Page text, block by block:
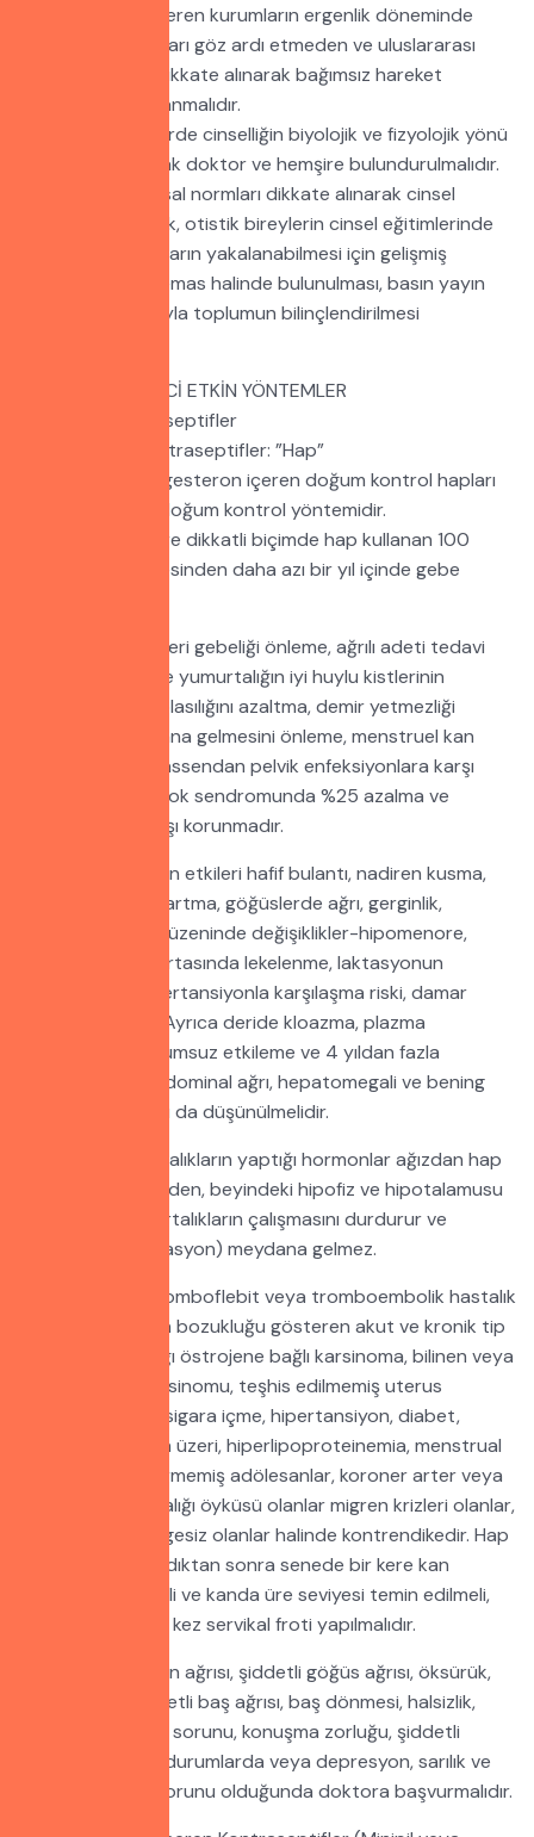
bireylere eğitim veren kurumların ergenlik döneminde
yaşadıkları sorunları göz ardı etmeden ve uluslararası
uygulamalar da dikkate alınarak bağımsız hareket
edebilmeleri sağlanmalıdır.
Bağımsız OÇEM’lerde cinselliğin biyolojik ve fizyolojik yönü
de dikkate alınarak doktor ve hemşire bulundurulmalıdır.
Ülkemizin toplumsal normları dikkate alınarak cinsel
eğitimle ilgili olarak, otistik bireylerin cinsel eğitimlerinde
uluslararası normların yakalanabilmesi için gelişmiş
ülkelerle sürekli temas halinde bulunulması, basın yayın
organları aracılığıyla toplumun bilinçlendirilmesi
GEBELİĞİ ÖNLEYİCİ ETKİN YÖNTEMLER
Hormonal Kontraseptifler
Kombine Oral kontraseptifler: ”Hap”
Östrogen ve progesteron içeren doğum kontrol hapları
en etkili ve emin doğum kontrol yöntemidir.
Araştırmalara göre dikkatli biçimde hap kullanan 100
kadından bir tanesinden daha azı bir yıl içinde gebe
Hapın olumlu etkileri gebeliği önleme, ağrılı adeti tedavi
etme, memenin ve yumurtalığın iyi huylu kistlerinin
meydana gelme olasılığını azaltma, demir yetmezliği
anemisinin meydana gelmesini önleme, menstruel kan
kaybını azaltma, assendan pelvik enfeksiyonlara karşı
korunma, toksik şok sendromunda %25 azalma ve
osteoporoza karşı korunmadır.
Hapın olumsuz yan etkileri hafif bulantı, nadiren kusma,
baş ağrısı, kiloda artma, göğüslerde ağrı, gerginlik,
dolgunluk, adet düzeninde değişiklikler-hipomenore,
amenore, siklus ortasında lekelenme, laktasyonun
baskılanması, hipertansiyonla karşılaşma riski, damar
tıkanıklığı olabilir. Ayrıca deride kloazma, plazma
insülindüzeyini olumsuz etkileme ve 4 yıldan fazla
kullanıldığında abdominal ağrı, hepatomegali ve bening
hepatik adenomu da düşünülmelidir.
Normalde yumurtalıkların yaptığı hormonlar ağızdan hap
şeklinde verildiğinden, beyindeki hipofiz ve hipotalamusu
etkileyerek yumurtalıkların çalışmasını durdurur ve
yumurtlama(ovulasyon) meydana gelmez.
Haplar gebelik, tromboflebit veya tromboembolik hastalık
öyküsü; fonksiyon bozukluğu gösteren akut ve kronik tip
karaciğer hastalığı östrojene bağlı karsinoma, bilinen veya
şüpheli meme karsinomu, teşhis edilmemiş uterus
kanamaları, fazla sigara içme, hipertansiyon, diabet,
toksemi, 40 yaşın üzeri, hiperlipoproteinemia, menstrual
siklusu düzene girmemiş adölesanlar, koroner arter veya
iskemik kalp hastalığı öyküsü olanlar migren krizleri olanlar,
ruhsal yapısı dengesiz olanlar halinde kontrendikedir. Hap
kullanmaya başladıktan sonra senede bir kere kan
basıncı, idrar tahlili ve kanda üre seviyesi temin edilmeli,
ayrıca senede bir kez servikal froti yapılmalıdır.
Kadın şiddetli karın ağrısı, şiddetli göğüs ağrısı, öksürük,
nefes darlığı, şiddetli baş ağrısı, baş dönmesi, halsizlik,
uyuşukluk, görme sorunu, konuşma zorluğu, şiddetli
bacak ağrısı, gibi durumlarda veya depresyon, sarılık ve
memede sertlik sorunu olduğunda doktora başvurmalıdır.